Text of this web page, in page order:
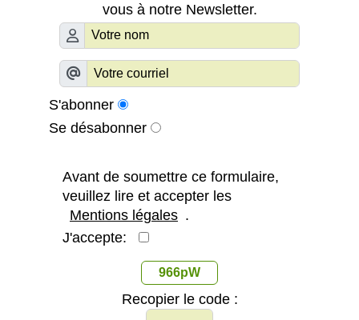
vous à notre Newsletter.
S'abonner
Se désabonner
Avant de soumettre ce formulaire,
veuillez lire et accepter les
Mentions légales .
J'accepte:
966pW
Recopier le code :